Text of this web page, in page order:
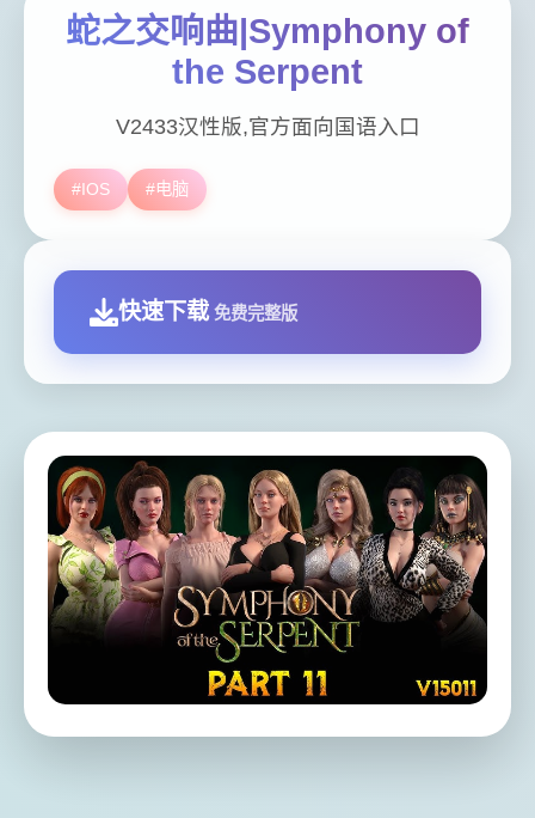
蛇之交响曲|Symphony of
the Serpent
V2433汉性版,官方面向国语入口
#IOS #电脑
快速下载 免费完整版